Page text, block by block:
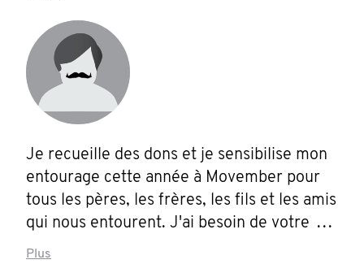
Je recueille des dons et je sensibilise mon
entourage cette année à Movember pour
tous les pères, les frères, les fils et les amis
qui nous entourent. J'ai besoin de votre
aide. S'il vous plaît, faites un don pour
Plus